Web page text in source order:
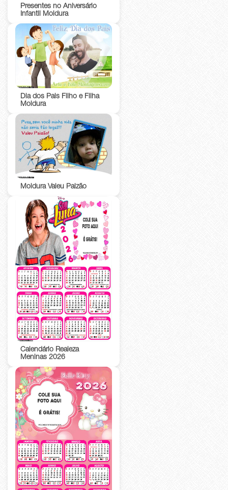
Presentes no Aniversário
Infantil Moldura
Dia dos Pais Filho e Filha
Moldura
Moldura Valeu Paizão
Calendário Realeza
Meninas 2026